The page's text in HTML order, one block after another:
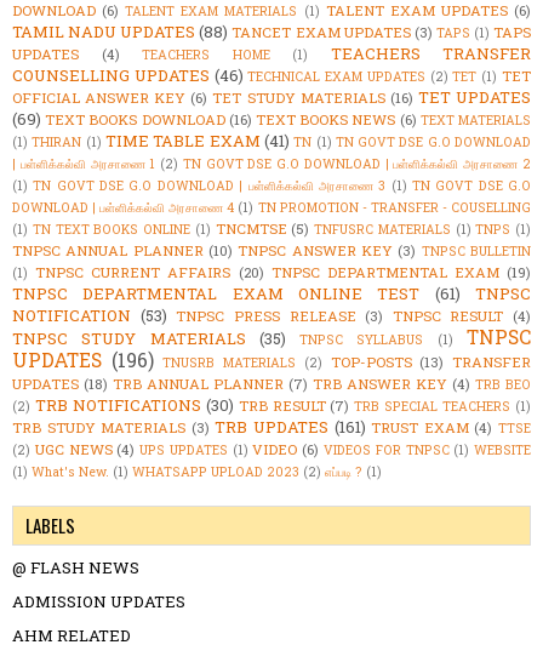
DOWNLOAD (6) TALENT EXAM MATERIALS (1) TALENT EXAM UPDATES (6)
TAMIL NADU UPDATES (88) TANCET EXAM UPDATES (3) TAPS (1) TAPS
UPDATES
(4) TEACHERS HOME (1)
TEACHERS TRANSFER
COUNSELLING UPDATES (46) TECHNICAL EXAM UPDATES (2) TET (1) TET
OFFICIAL ANSWER KEY (6) TET STUDY MATERIALS (16) TET UPDATES
(69) TEXT BOOKS DOWNLOAD (16) TEXT BOOKS NEWS (6) TEXT MATERIALS
(1) THIRAN (1) TIME TABLE EXAM (41) TN (1) TN GOVT DSE G.O DOWNLOAD
| பள்ளிக்கல்வி அரசாணை 1 (2) TN GOVT DSE G.O DOWNLOAD | பள்ளிக்கல்வி அரசாணை 2
(1) TN GOVT DSE G.O DOWNLOAD | பள்ளிக்கல்வி அரசாணை 3 (1) TN GOVT DSE G.O
DOWNLOAD | பள்ளிக்கல்வி அரசாணை 4 (1) TN PROMOTION - TRANSFER - COUSELLING
(1) TN TEXT BOOKS ONLINE (1) TNCMTSE (5) TNFUSRC MATERIALS (1) TNPS (1)
TNPSC ANNUAL PLANNER (10) TNPSC ANSWER KEY (3) TNPSC BULLETIN
(1) TNPSC CURRENT AFFAIRS (20) TNPSC DEPARTMENTAL EXAM (19)
TNPSC DEPARTMENTAL EXAM ONLINE TEST (61)
TNPSC
NOTIFICATION (53) TNPSC PRESS RELEASE (3) TNPSC RESULT (4)
TNPSC STUDY MATERIALS (35) TNPSC SYLLABUS (1)
TNPSC
UPDATES (196) TNUSRB MATERIALS (2) TOP-POSTS (13) TRANSFER
UPDATES (18) TRB ANNUAL PLANNER (7) TRB ANSWER KEY (4) TRB BEO
(2) TRB NOTIFICATIONS (30) TRB RESULT (7) TRB SPECIAL TEACHERS (1)
TRB STUDY MATERIALS (3) TRB UPDATES (161) TRUST EXAM (4) TTSE
(2) UGC NEWS (4) UPS UPDATES (1) VIDEO (6) VIDEOS FOR TNPSC (1) WEBSITE
(1) What's New. (1) WHATSAPP UPLOAD 2023 (2) எப்படி ? (1)
LABELS
@ FLASH NEWS
ADMISSION UPDATES
AHM RELATED